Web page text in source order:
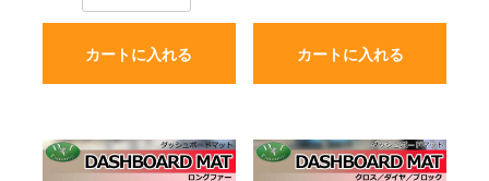
カートに入れる カートに入れる